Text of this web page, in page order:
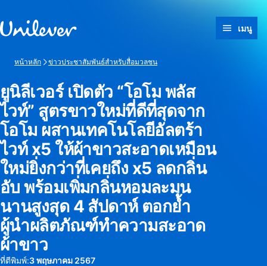
เมนู
หน้าหลัก ข่าวประชาสัมพันธ์สำหรับสื่อมวลชน
ยูนิลีเวอร์ เปิดตัว “โอโม พลัส
ไวท์” สูตรขาวใหม่ที่ดีที่สุดจาก
โอโม ผสานเทคโนโลยีอัลตร้า
ไวท์ x5 ให้ผ้าขาวสะอาดเหมือน
ใหม่ยิ่งกว่าที่เคยถึง x5 ลดกลิ่น
อับ พร้อมเพิ่มกลิ่นหอมละมุน
นานสูงสุด 4 สัปดาห์ ตอกย้ำ
ผู้นำผลิตภัณฑ์ทำความสะอาด
ผ้าขาว
ที่ตีพิมพ์:3 พฤษภาคม 2567